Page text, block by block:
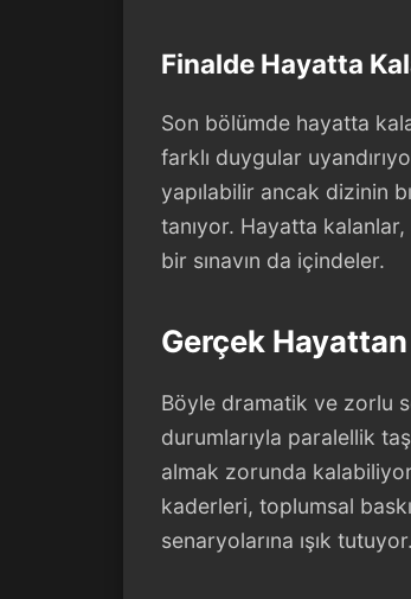
Finalde Hayatta
Son bölümde hayatta
farklı duygular
yapılabilir ancak dizinin
tanıyor. Hayatta
bir sınavın da içindeler.
Gerçek
Böyle dramatik ve zorlu
durumlarıyla paralellik
almak zorunda
kaderleri, toplumsal
senaryolarına ışık tutuyor.